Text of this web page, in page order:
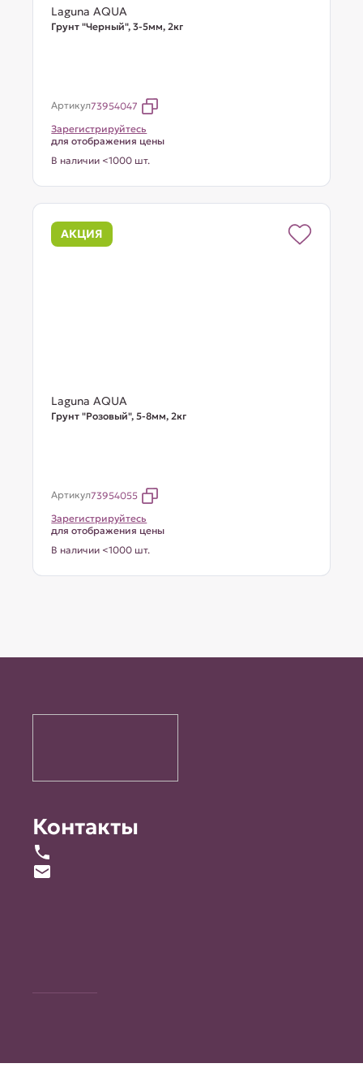
Laguna AQUA
Грунт "Черный", 3-5мм, 2кг
Артикул73954047
Зарегистрируйтесь
для отображения цены
В наличии <1000 шт.
АКЦИЯ
Laguna AQUA
Грунт "Розовый", 5-8мм, 2кг
Артикул73954055
Зарегистрируйтесь
для отображения цены
В наличии <1000 шт.
Контакты